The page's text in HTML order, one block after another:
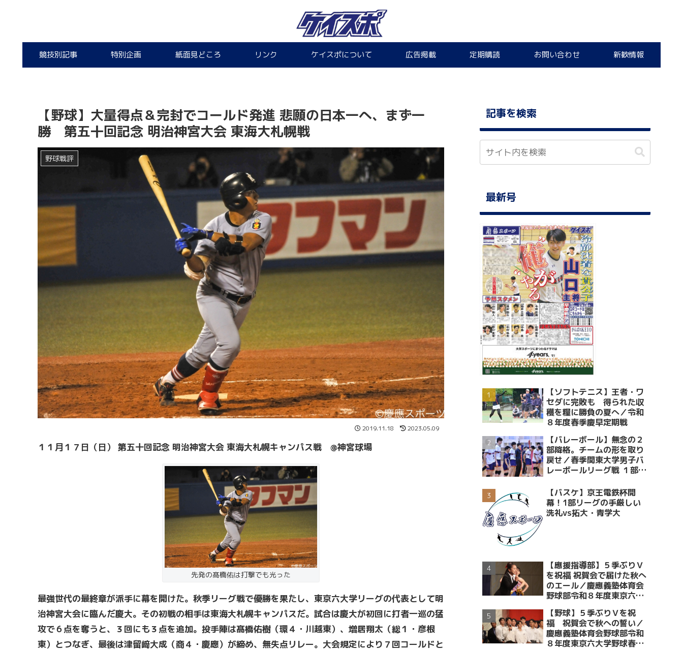
競技別記事 特別企画 紙面見どころ リンク ケイスポについて 広告掲載 定期購読 お問い合わせ 新歓情報
【野球】大量得点＆完封でコールド発進 悲願の日本一へ、まず一
勝 第五十回記念 明治神宮大会 東海大札幌戦
野球戦評
2019.11.18 2023.05.09
１１月１７日（日） 第五十回記念 明治神宮大会 東海大札幌キャンパス戦 @神宮球場
先発の髙橋佑は打撃でも光った
最強世代の最終章が派手に幕を開けた。秋季リーグ戦で優勝を果たし、東京六大学リーグの代表として明
治神宮大会に臨んだ慶大。その初戦の相手は東海大札幌キャンパスだ。試合は慶大が初回に打者一巡の猛
攻で６点を奪うと、３回にも３点を追加。投手陣は髙橋佑樹（環４・川越東）、増居翔太（総１・彦根
東）とつなぎ、最後は津留﨑大成（商４・慶應）が締め、無失点リレー。大会規定により７回コールドと
記事を検索
最新号
【ソフトテニス】王者・ワ
セダに完敗も 得られた収
穫を糧に勝負の夏へ／令和
８年度春季慶早定期戦
【バレーボール】無念の２
部降格。チームの形を取り
戻せ／春季関東大学男子バ
レーボールリーグ戦 １部・
【バスケ】京王電鉄杯開
幕！1部リーグの手厳しい
洗礼vs拓大・青学大
【應援指導部】５季ぶりＶ
を祝福 祝賀会で届けた秋へ
のエール／慶應義塾体育会
野球部令和８年度東京六大
賀会～後編～
【野球】５季ぶりＶを祝
福 祝賀会で秋への誓い／
慶應義塾体育会野球部令和
８年度東京六大学野球春季